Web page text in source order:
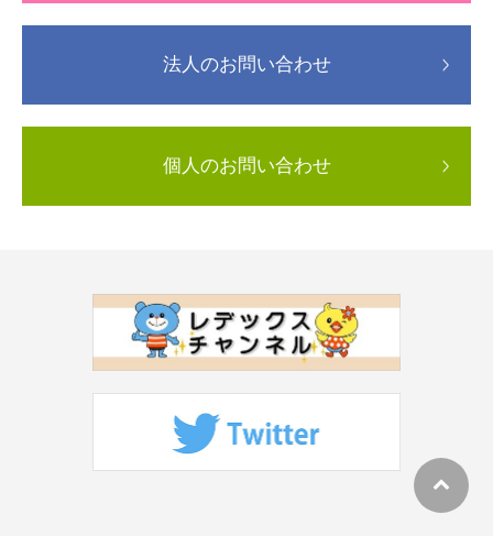
法人のお問い合わせ
個人のお問い合わせ